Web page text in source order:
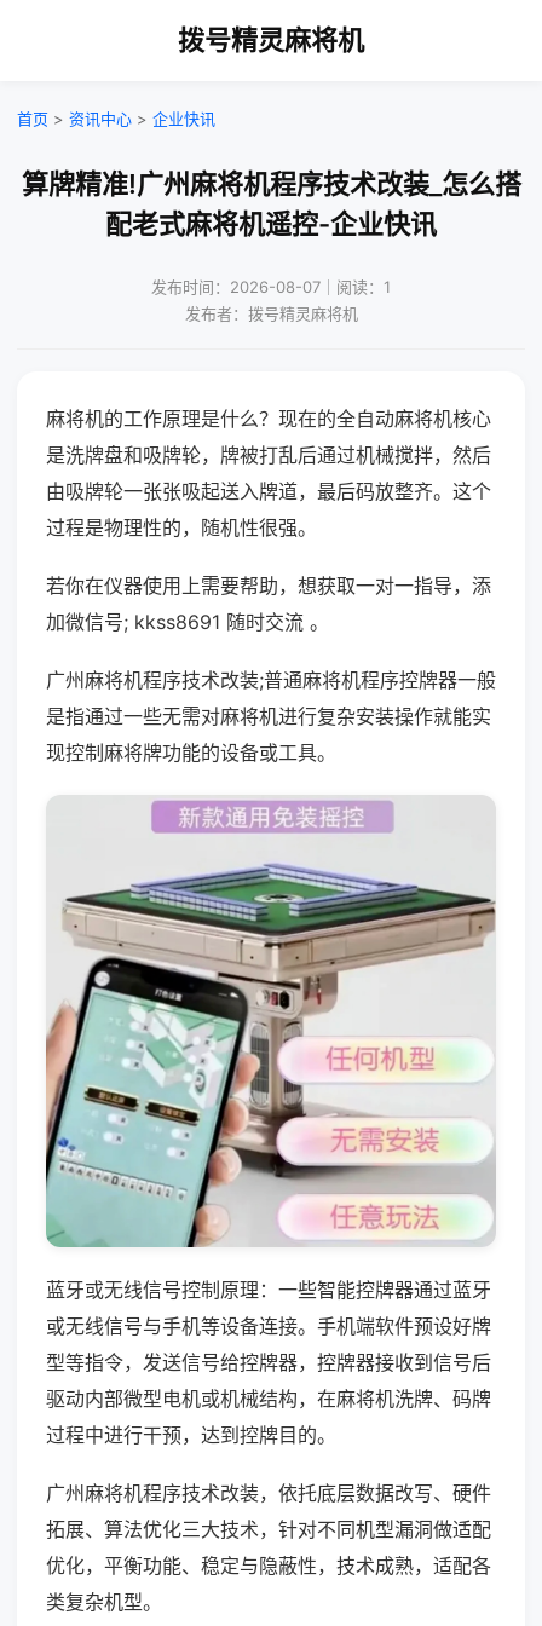
拨号精灵麻将机
首页 > 资讯中心 > 企业快讯
算牌精准!广州麻将机程序技术改装_怎么搭
配老式麻将机遥控-企业快讯
发布时间：2026-08-07｜阅读：1
发布者：拨号精灵麻将机
麻将机的工作原理是什么？现在的全自动麻将机核心
是洗牌盘和吸牌轮，牌被打乱后通过机械搅拌，然后
由吸牌轮一张张吸起送入牌道，最后码放整齐。这个
过程是物理性的，随机性很强。
若你在仪器使用上需要帮助，想获取一对一指导，添
加微信号; kkss8691 随时交流 。
广州麻将机程序技术改装;普通麻将机程序控牌器一般
是指通过一些无需对麻将机进行复杂安装操作就能实
现控制麻将牌功能的设备或工具。
蓝牙或无线信号控制原理：一些智能控牌器通过蓝牙
或无线信号与手机等设备连接。手机端软件预设好牌
型等指令，发送信号给控牌器，控牌器接收到信号后
驱动内部微型电机或机械结构，在麻将机洗牌、码牌
过程中进行干预，达到控牌目的。
广州麻将机程序技术改装，依托底层数据改写、硬件
拓展、算法优化三大技术，针对不同机型漏洞做适配
优化，平衡功能、稳定与隐蔽性，技术成熟，适配各
类复杂机型。